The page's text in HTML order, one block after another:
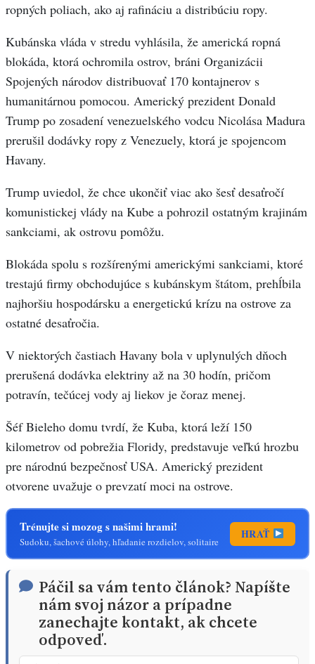
ropných poliach, ako aj rafináciu a distribúciu ropy.
Kubánska vláda v stredu vyhlásila, že americká ropná
blokáda, ktorá ochromila ostrov, bráni Organizácii
Spojených národov distribuovať 170 kontajnerov s
humanitárnou pomocou. Americký prezident Donald
Trump po zosadení venezuelského vodcu Nicolása Madura
prerušil dodávky ropy z Venezuely, ktorá je spojencom
Havany.
Trump uviedol, že chce ukončiť viac ako šesť desaťročí
komunistickej vlády na Kube a pohrozil ostatným krajinám
sankciami, ak ostrovu pomôžu.
Blokáda spolu s rozšírenými americkými sankciami, ktoré
trestajú firmy obchodujúce s kubánskym štátom, prehĺbila
najhoršiu hospodársku a energetickú krízu na ostrove za
ostatné desaťročia.
V niektorých častiach Havany bola v uplynulých dňoch
prerušená dodávka elektriny až na 30 hodín, pričom
potravín, tečúcej vody aj liekov je čoraz menej.
Šéf Bieleho domu tvrdí, že Kuba, ktorá leží 150
kilometrov od pobrežia Floridy, predstavuje veľkú hrozbu
pre národnú bezpečnosť USA. Americký prezident
otvorene uvažuje o prevzatí moci na ostrove.
Trénujte si mozog s našimi hrami!
Sudoku, šachové úlohy, hľadanie rozdielov, solitaire
HRAŤ
Páčil sa vám tento článok? Napíšte
nám svoj názor a prípadne
zanechajte kontakt, ak chcete
odpoveď.